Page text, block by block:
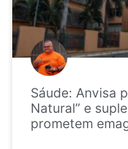
Sáude: Anvisa
Natural” e
prometem